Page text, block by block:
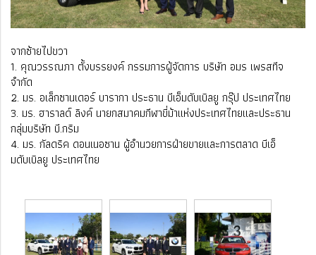
จากซ้ายไปขวา
1. คุณวรรณภา ตั้งบรรยงค์ กรรมการผู้จัดการ บริษัท อมร เพรสทีจ
จำกัด
2. มร. อเล็กซานเดอร์ บารากา ประธาน บีเอ็มดับเบิลยู กรุ๊ป ประเทศไทย
3. มร. ฮาราลด์ ลิงค์ นายกสมาคมกีฬาขี่ม้าแห่งประเทศไทยและประธาน
กลุ่มบริษัท บี.กริม
4. มร. กัลดริค ดอนเนอซาน ผู้อำนวยการฝ่ายขายและการตลาด บีเอ็
มดับเบิลยู ประเทศไทย